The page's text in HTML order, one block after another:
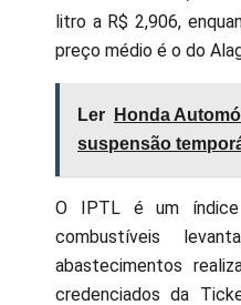
litro a R$ 2,906,
preço médio é o do
Ler
Honda
suspensão
O IPTL é um
combustíveis
abastecimentos
credenciados da